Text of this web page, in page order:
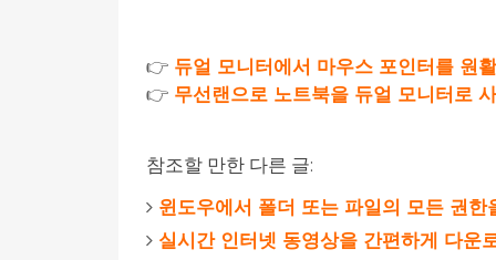
👉 듀얼 모니터에서 마우스 포인터를
👉 무선랜으로 노트북을 듀얼 모니터로
참조할 만한 다른 글:
윈도우에서 폴더 또는 파일의 모든 권한
실시간 인터넷 동영상을 간편하게 다운